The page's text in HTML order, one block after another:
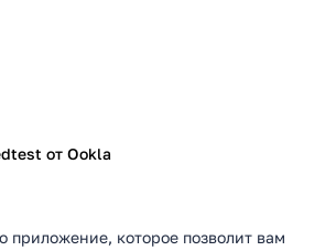
от Ookla
приложение, которое позволит вам